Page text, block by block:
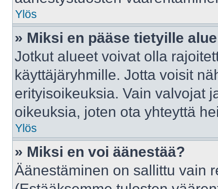
Ylös
» Miksi en pääse tietyille
Jotkut alueet voivat olla
käyttäjäryhmille. Jotta voisit
erityisoikeuksia. Vain valvojat
oikeuksia, joten ota yhteyttä
Ylös
» Miksi en voi äänestää?
Äänestäminen on sallittu vain